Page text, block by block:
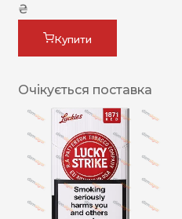
₴
Купити
Очікується поставка